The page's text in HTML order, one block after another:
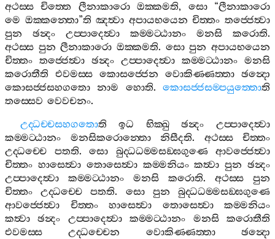
අථස‍්ස
චිත‍්තෙ ලීනාකාරො ඔක‍්කමති, සො“ලීනාකාරො
මෙ ඔක‍්කන‍්තො”ති ඤත්‍වා අපායභයෙන චිත‍්තං තජ‍්ජෙත්‍වා
පුන
ඡන්‍දං උප‍්පාදෙත්‍වා කම‍්මට‍්ඨානං මනසි කරොති.
අථස‍්ස පුන ලීනාකාරො ඔක‍්කමති. සො පුන අපායභයෙන
චිත‍්තං තජ‍්ජෙත්‍වා ඡන්‍දං උප‍්පාදෙත්‍වා කම‍්මට‍්ඨානං මනසි
කරොතීති
එවමස‍්ස කොසජ‍්ජෙන වොකිණ‍්ණත‍්තා ඡන්‍දො
කොසජ‍්ජසහගතො නාම හොති.කොසජ‍්ජසම‍්පයුත‍්තොති
තස‍්සෙව වෙවචනං.
උද‍්ධච‍්චසහගතොති ඉධ භික‍්ඛු ඡන්‍දං
උප‍්පාදෙත්‍වා
කම‍්මට‍්ඨානං
මනසිකරොන‍්තො නිසීදති. අථස‍්ස
චිත‍්තං
උද‍්ධච‍්චෙ
පතති. සො බුද‍්ධධම‍්මසඞ‍්ඝගුණෙ
ආවජ‍්ජෙත්‍වා
චිත‍්තං හාසෙත්‍වා තොසෙත්‍වා කම‍්මනියං කත්‍වා පුන ඡන්‍දං
උප‍්පාදෙත්‍වා
කම‍්මට‍්ඨානං මනසි කරොති. අථස‍්ස
පුන
චිත‍්තං
උද‍්ධච‍්චෙ පතති. සො පුන
බුද‍්ධධම‍්මසඞ‍්ඝගුණෙ
ආවජ‍්ජෙත්‍වා
චිත‍්තං හාසෙත්‍වා තොසෙත්‍වා
කම‍්මනියං
කත්‍වා
ඡන්‍දං උප‍්පාදෙත්‍වා කම‍්මට‍්ඨානං මනසි
කරොතීති
එවමස‍්ස
උද‍්ධච‍්චෙන වොකිණ‍්ණත‍්තා
ඡන්‍දො